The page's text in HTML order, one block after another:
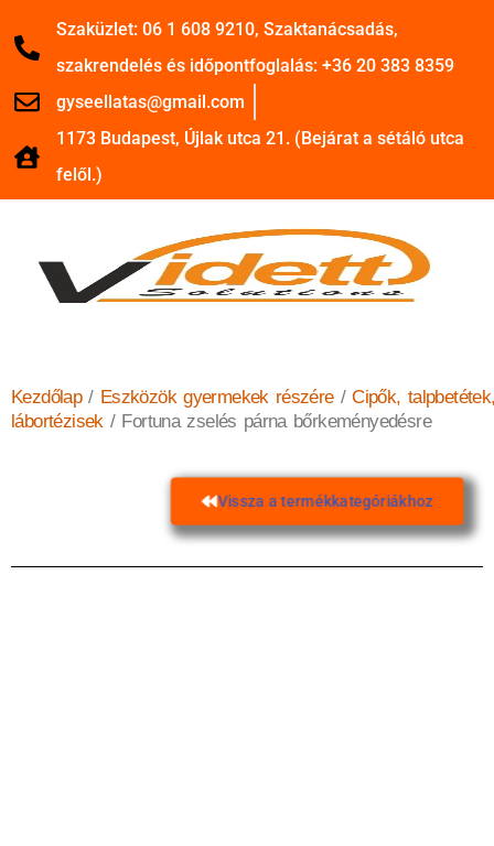
Szaküzlet: 06 1 608 9210, Szaktanácsadás,
szakrendelés és időpontfoglalás: +36 20 383 8359
gyseellatas@gmail.com
1173 Budapest, Újlak utca 21. (Bejárat a sétáló utca
felől.)
Kezdőlap/ Eszközök gyermekek részére/Cipők,
lábortézisek/ Fortuna zselés párna bőrkeményedésre
Vissza a termékkategóriákhoz